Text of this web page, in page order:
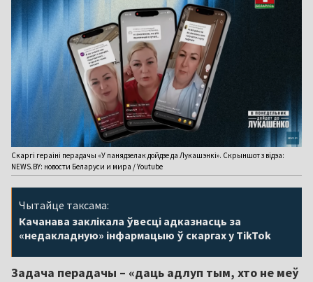
Скаргі гераіні перадачы «У панядзелак дойдзе да Лукашэнкі». Скрыншот з відэа:
NEWS.BY: новости Беларуси и мира / Youtube
Чытайце таксама:
Качанава заклікала ўвесці адказнасць за
«недакладную» інфармацыю ў скаргах у TikTok
Задача перадачы – «даць адлуп тым, хто не меў